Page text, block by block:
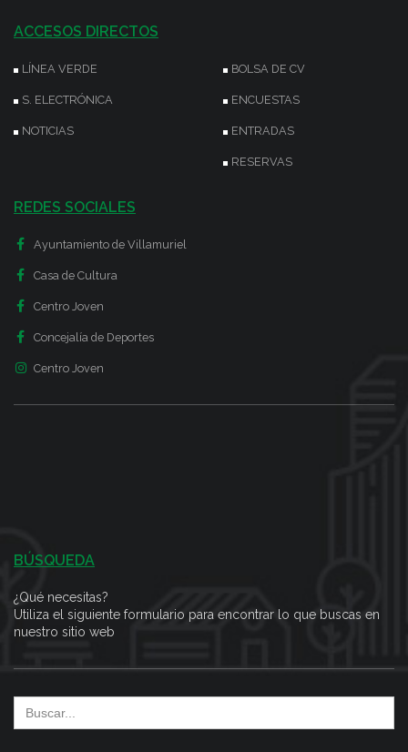
ACCESOS DIRECTOS
LÍNEA VERDE
S. ELECTRÓNICA
NOTICIAS
BOLSA DE CV
ENCUESTAS
ENTRADAS
RESERVAS
REDES SOCIALES
Ayuntamiento de Villamuriel
Casa de Cultura
Centro Joven
Concejalía de Deportes
Centro Joven
BÚSQUEDA
¿Qué necesitas?
Utiliza el siguiente formulario para encontrar lo que buscas en
nuestro sitio web
Search
for: